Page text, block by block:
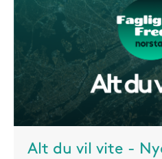
Alt du vil vite -